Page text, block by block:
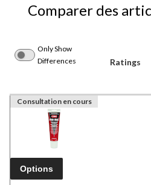
Comparer des
Only Show
Differences
Ratings
Consultation en cours
Options